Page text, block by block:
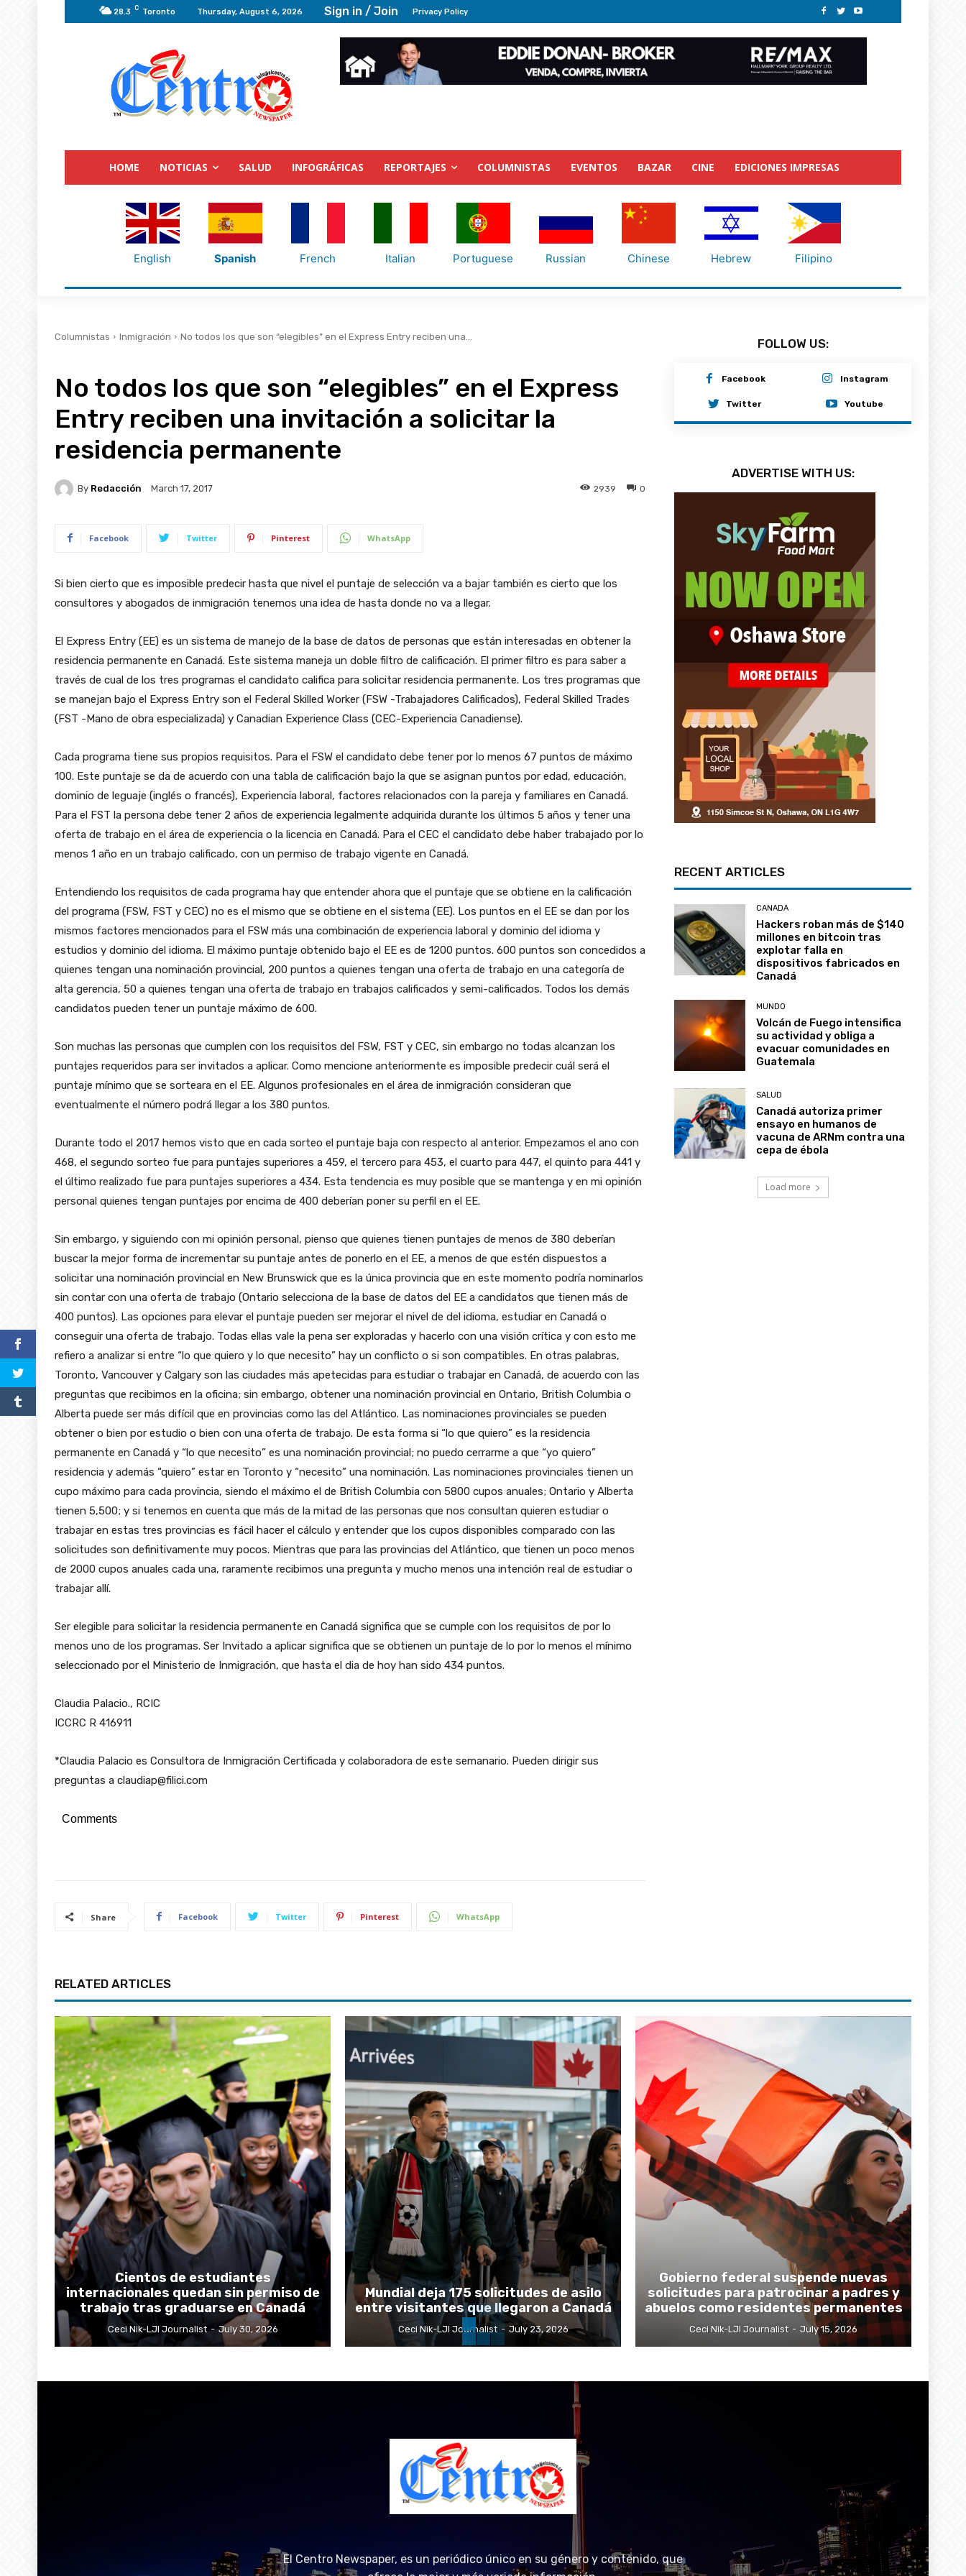
28.3 C Toronto Thursday, August 6, 2026 Sign in / Join Privacy Policy
HOME NOTICIAS SALUD INFOGRÁFICAS REPORTAJES COLUMNISTAS EVENTOS BAZAR CINE EDICIONES IMPRESAS
English Spanish French Italian Portuguese Russian Chinese Hebrew Filipino
Columnistas Inmigración No todos los que son “elegibles” en el Express Entry reciben una...
No todos los que son “elegibles” en el Express
Entry reciben una invitación a solicitar la
residencia permanente
By Redacción March 17, 2017 0
2939
Facebook Twitter Pinterest WhatsApp
Si bien cierto que es imposible predecir hasta que nivel el puntaje de selección va a bajar también es cierto que los
consultores y abogados de inmigración tenemos una idea de hasta donde no va a llegar.
El Express Entry (EE) es un sistema de manejo de la base de datos de personas que están interesadas en obtener la
residencia permanente en Canadá. Este sistema maneja un doble filtro de calificación. El primer filtro es para saber a
través de cual de los tres programas el candidato califica para solicitar residencia permanente. Los tres programas que
se manejan bajo el Express Entry son el Federal Skilled Worker (FSW -Trabajadores Calificados), Federal Skilled Trades
(FST -Mano de obra especializada) y Canadian Experience Class (CEC-Experiencia Canadiense).
Cada programa tiene sus propios requisitos. Para el FSW el candidato debe tener por lo menos 67 puntos de máximo
100. Este puntaje se da de acuerdo con una tabla de calificación bajo la que se asignan puntos por edad, educación,
dominio de leguaje (inglés o francés), Experiencia laboral, factores relacionados con la pareja y familiares en Canadá.
Para el FST la persona debe tener 2 años de experiencia legalmente adquirida durante los últimos 5 años y tener una
oferta de trabajo en el área de experiencia o la licencia en Canadá. Para el CEC el candidato debe haber trabajado por lo
menos 1 año en un trabajo calificado, con un permiso de trabajo vigente en Canadá.
Entendiendo los requisitos de cada programa hay que entender ahora que el puntaje que se obtiene en la calificación
del programa (FSW, FST y CEC) no es el mismo que se obtiene en el sistema (EE). Los puntos en el EE se dan por los
mismos factores mencionados para el FSW más una combinación de experiencia laboral y dominio del idioma y
estudios y dominio del idioma. El máximo puntaje obtenido bajo el EE es de 1200 puntos. 600 puntos son concedidos a
quienes tengan una nominación provincial, 200 puntos a quienes tengan una oferta de trabajo en una categoría de
alta gerencia, 50 a quienes tengan una oferta de trabajo en trabajos calificados y semi-calificados. Todos los demás
candidatos pueden tener un puntaje máximo de 600.
Son muchas las personas que cumplen con los requisitos del FSW, FST y CEC, sin embargo no todas alcanzan los
puntajes requeridos para ser invitados a aplicar. Como mencione anteriormente es imposible predecir cuál será el
puntaje mínimo que se sorteara en el EE. Algunos profesionales en el área de inmigración consideran que
eventualmente el número podrá llegar a los 380 puntos.
Durante todo el 2017 hemos visto que en cada sorteo el puntaje baja con respecto al anterior. Empezamos el ano con
468, el segundo sorteo fue para puntajes superiores a 459, el tercero para 453, el cuarto para 447, el quinto para 441 y
el último realizado fue para puntajes superiores a 434. Esta tendencia es muy posible que se mantenga y en mi opinión
personal quienes tengan puntajes por encima de 400 deberían poner su perfil en el EE.
Sin embargo, y siguiendo con mi opinión personal, pienso que quienes tienen puntajes de menos de 380 deberían
buscar la mejor forma de incrementar su puntaje antes de ponerlo en el EE, a menos de que estén dispuestos a
solicitar una nominación provincial en New Brunswick que es la única provincia que en este momento podría nominarlos
sin contar con una oferta de trabajo (Ontario selecciona de la base de datos del EE a candidatos que tienen más de
400 puntos). Las opciones para elevar el puntaje pueden ser mejorar el nivel de del idioma, estudiar en Canadá o
conseguir una oferta de trabajo. Todas ellas vale la pena ser exploradas y hacerlo con una visión crítica y con esto me
refiero a analizar si entre “lo que quiero y lo que necesito” hay un conflicto o si son compatibles. En otras palabras,
Toronto, Vancouver y Calgary son las ciudades más apetecidas para estudiar o trabajar en Canadá, de acuerdo con las
preguntas que recibimos en la oficina; sin embargo, obtener una nominación provincial en Ontario, British Columbia o
Alberta puede ser más difícil que en provincias como las del Atlántico. Las nominaciones provinciales se pueden
obtener o bien por estudio o bien con una oferta de trabajo. De esta forma si “lo que quiero” es la residencia
permanente en Canadá y “lo que necesito” es una nominación provincial; no puedo cerrarme a que “yo quiero”
residencia y además “quiero” estar en Toronto y “necesito” una nominación. Las nominaciones provinciales tienen un
cupo máximo para cada provincia, siendo el máximo el de British Columbia con 5800 cupos anuales; Ontario y Alberta
tienen 5,500; y si tenemos en cuenta que más de la mitad de las personas que nos consultan quieren estudiar o
trabajar en estas tres provincias es fácil hacer el cálculo y entender que los cupos disponibles comparado con las
solicitudes son definitivamente muy pocos. Mientras que para las provincias del Atlántico, que tienen un poco menos
de 2000 cupos anuales cada una, raramente recibimos una pregunta y mucho menos una intención real de estudiar o
trabajar allí.
Ser elegible para solicitar la residencia permanente en Canadá significa que se cumple con los requisitos de por lo
menos uno de los programas. Ser Invitado a aplicar significa que se obtienen un puntaje de lo por lo menos el mínimo
seleccionado por el Ministerio de Inmigración, que hasta el dia de hoy han sido 434 puntos.
Claudia Palacio., RCIC
ICCRC R 416911
*Claudia Palacio es Consultora de Inmigración Certificada y colaboradora de este semanario. Pueden dirigir sus
preguntas a claudiap@filici.com
Comments
Share Facebook Twitter Pinterest WhatsApp
FOLLOW US:
Facebook Instagram
Twitter Youtube
ADVERTISE WITH US:
RECENT ARTICLES
CANADA
Hackers roban más de $140
millones en bitcoin tras
explotar falla en
dispositivos fabricados en
Canadá
MUNDO
Volcán de Fuego intensifica
su actividad y obliga a
evacuar comunidades en
Guatemala
SALUD
Canadá autoriza primer
ensayo en humanos de
vacuna de ARNm contra una
cepa de ébola
Load more
RELATED ARTICLES
Cientos de estudiantes
internacionales quedan sin permiso de
trabajo tras graduarse en Canadá
Ceci Nik-LJI Journalist - July 30, 2026
Mundial deja 175 solicitudes de asilo
entre visitantes que llegaron a Canadá
Ceci Nik-LJI Journalist - July 23, 2026
Gobierno federal suspende nuevas
solicitudes para patrocinar a padres y
abuelos como residentes permanentes
Ceci Nik-LJI Journalist - July 15, 2026
El Centro Newspaper, es un periódico único en su género y contenido, que